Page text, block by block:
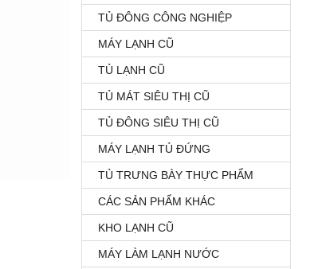
TỦ ĐÔNG CÔNG NGHIỆP
MÁY LẠNH CŨ
TỦ LẠNH CŨ
TỦ MÁT SIÊU THỊ CŨ
TỦ ĐÔNG SIÊU THỊ CŨ
MÁY LẠNH TỦ ĐỨNG
TỦ TRƯNG BÀY THỰC PHẨM
CÁC SẢN PHẨM KHÁC
KHO LẠNH CŨ
MÁY LÀM LẠNH NƯỚC